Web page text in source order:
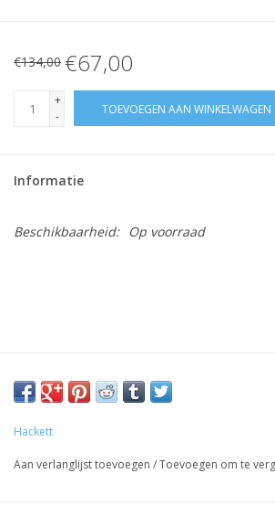
€134,00 €67,00
+
-
TOEVOEGEN AAN WINKELWAGEN
Informatie
Beschikbaarheid: Op voorraad
Hackett
Aan verlanglijst toevoegen /Toevoegen om te